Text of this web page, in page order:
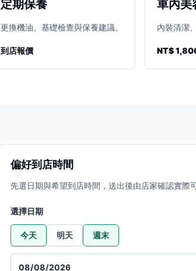
定期保養
更換機油、基礎檢查與保養建議。
到店報價
車內美
內裝清潔
NT$
偏好到店時間
先選日期與希望到店時間，送出後由店家確認實際
選擇日期
今天 明天 週末